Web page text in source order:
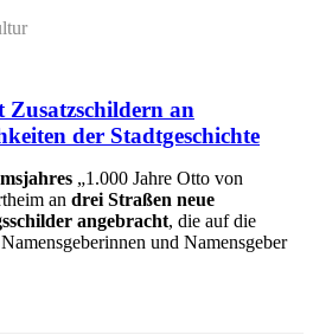
an
der Stadtgeschichte
„1.000 Jahre Otto von
an drei Straßen neue
angebracht, die auf die
und Namensgeber